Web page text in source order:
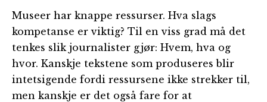
Museer har knappe ressurser. Hva slags
kompetanse er viktig? Til en viss grad må det
tenkes slik journalister gjør: Hvem, hva og
hvor. Kanskje tekstene som produseres blir
intetsigende fordi ressursene ikke strekker til,
men kanskje er det også fare for at